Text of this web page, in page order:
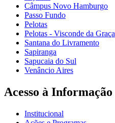
Câmpus Novo Hamburgo
Passo Fundo
Pelotas
Pelotas - Visconde da Graça
Santana do Livramento
Sapiranga
Sapucaia do Sul
Venâncio Aires
Acesso à Informação
Institucional